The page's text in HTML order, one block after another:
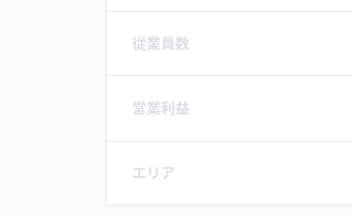
従業員数
営業利益
エリア